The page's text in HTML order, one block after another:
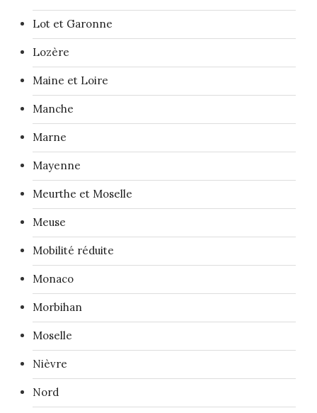
Lot et Garonne
Lozère
Maine et Loire
Manche
Marne
Mayenne
Meurthe et Moselle
Meuse
Mobilité réduite
Monaco
Morbihan
Moselle
Nièvre
Nord